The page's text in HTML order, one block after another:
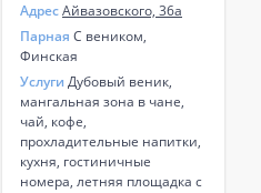
АдресАйвазовского, 36а
Парная С веником,
Финская
Услуги Дубовый веник,
мангальная зона в чане,
чай, кофе,
прохладительные напитки,
кухня, гостиничные
номера, летняя площадка с